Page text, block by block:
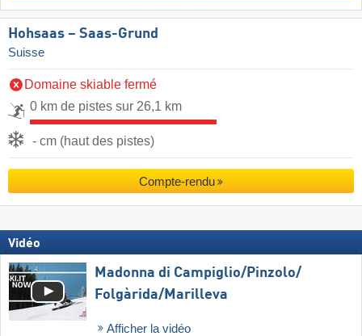
Hohsaas – Saas-Grund
Suisse
Domaine skiable fermé
0 km de pistes sur 26,1 km
- cm (haut des pistes)
Compte-rendu
Vidéo
Madonna di Campiglio/​Pinzolo/​
Folgàrida/​Marilleva
Afficher la vidéo